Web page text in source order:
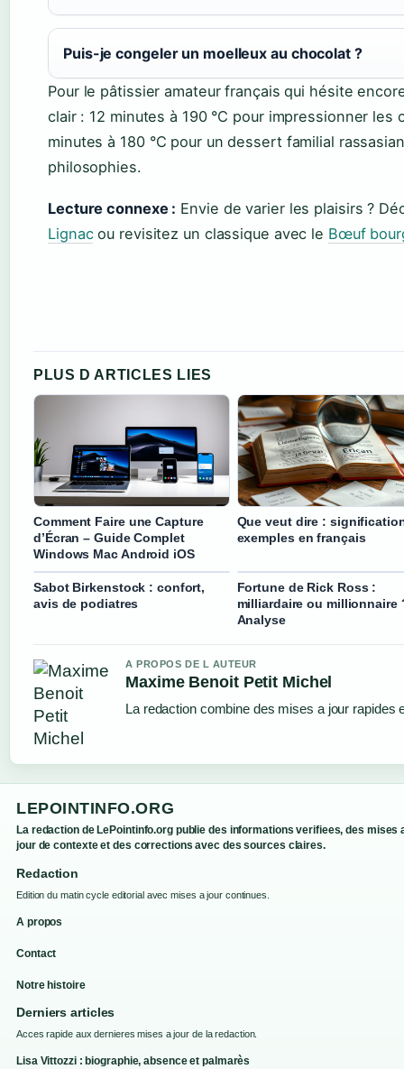
Puis-je congeler un moelleux au chocolat ?
Pour le pâtissier amateur français qui hésite
clair : 12 minutes à 190 °C pour impressionner
minutes à 180 °C pour un dessert familial
philosophies.
Lecture connexe : Envie de varier les plaisirs ?
Lignacou revisitez un classique avec le Bœuf
PLUS D ARTICLES LIES
Comment Faire une Capture
d’Écran – Guide Complet
Windows Mac Android iOS
Que veut dire :
exemples en français
Sabot Birkenstock : confort,
avis de podiatres
Fortune de Rick Ross :
milliardaire ou millionnaire
Analyse
A PROPOS DE L AUTEUR
Maxime Benoit Petit Michel
La redaction combine des mises a jour rapides
LEPOINTINFO.ORG
La redaction de LePointinfo.org publie des informations verifiees, des mises
jour de contexte et des corrections avec des sources claires.
Redaction
Edition du matin cycle editorial avec mises a jour continues.
A propos
Contact
Notre histoire
Derniers articles
Acces rapide aux dernieres mises a jour de la redaction.
Lisa Vittozzi : biographie, absence et palmarès